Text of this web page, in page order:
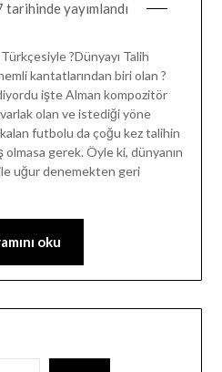
tarihinde yayımlandı
?Dünyayı Talih
kantatlarından biri olan ?
işte Alman kompozitör
olan ve istediği yöne
futbolu da çoğu kez talihin
gerek. Öyle ki, dünyanın
uğur denemekten geri
oku